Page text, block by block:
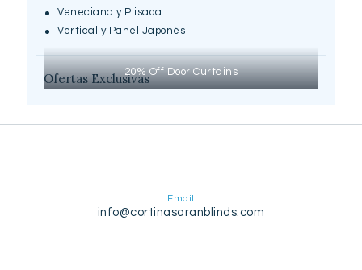
Veneciana y Plisada
Vertical y Panel Japonés
Ofertas Exclusivas20% Off Door Curtains
Email
info@cortinasaranblinds.com